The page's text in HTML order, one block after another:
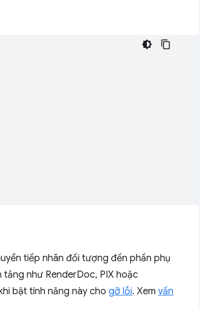
tiếp nhãn đối tượng đến phần phụ
như RenderDoc, PIX hoặc
bật tính năng này cho gỡ lỗi. Xem vấn